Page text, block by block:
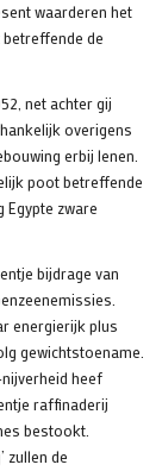
waarderen het
de
net achter gij
overigens
erbij lenen.
poot betreffende
zware
bijdrage van
energierijk plus
gewichtstoename.
heef
raffinaderij
bestookt.
zullen de